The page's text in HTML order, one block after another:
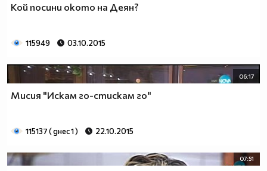
Кой посини окото на Деян?
115949 03.10.2015
06:17
Мисия "Искам го-стискам го"
115137 ( днес 1 ) 22.10.2015
07:51